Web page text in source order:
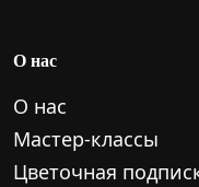
О нас
О нас
Мастер-классы
Цветочная